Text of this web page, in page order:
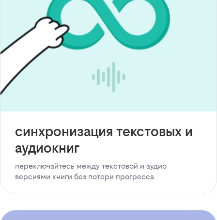
синхронизация текстовых и
аудиокниг
переключайтесь между текстовой и аудио
версиями книги без потери прогресса